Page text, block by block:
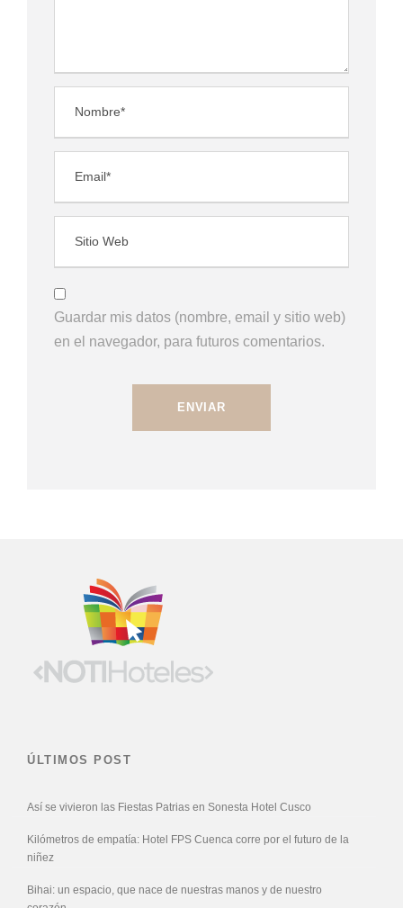
Guardar mis datos (nombre, email y sitio web)
en el navegador, para futuros comentarios.
ÚLTIMOS POST
Así se vivieron las Fiestas Patrias en Sonesta Hotel Cusco
Kilómetros de empatía: Hotel FPS Cuenca corre por el futuro de la
niñez
Bihai: un espacio, que nace de nuestras manos y de nuestro